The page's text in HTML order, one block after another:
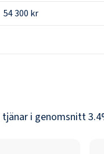
54 300 kr
tjänar i genomsnitt3.4